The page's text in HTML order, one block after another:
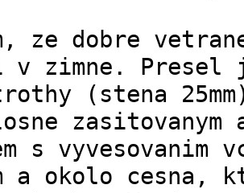
ze dobre
zimne. Presel
(stena
zasitovanym a
s
a okolo cesna,